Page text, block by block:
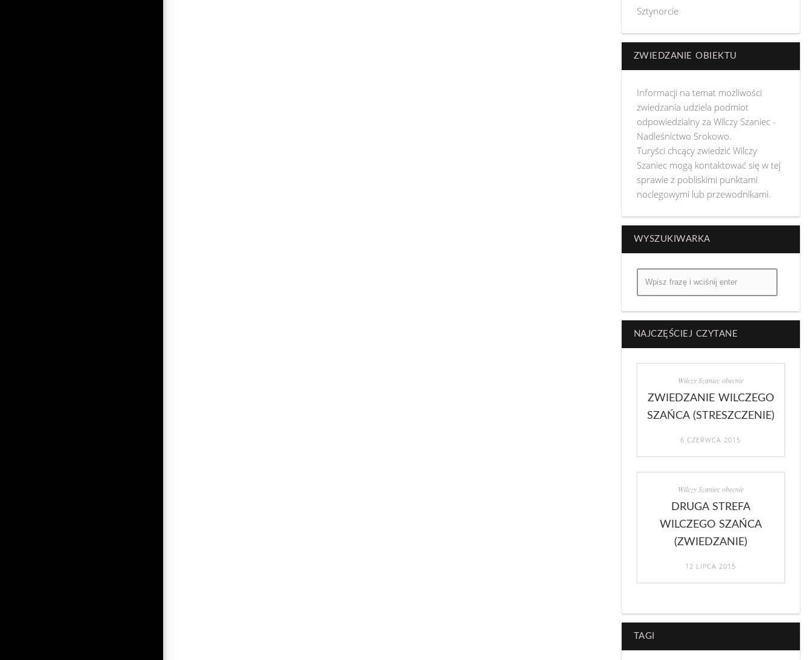
Sztynorcie
ZWIEDZANIE OBIEKTU
Informacji na temat możliwości
zwiedzania udziela podmiot
odpowiedzialny za Wilczy Szaniec -
Nadleśnictwo Srokowo.
Turyści chcący zwiedzić Wilczy
Szaniec mogą kontaktować się w tej
sprawie z pobliskimi punktami
noclegowymi lub przewodnikami.
WYSZUKIWARKA
NAJCZĘŚCIEJ CZYTANE
Wilczy Szaniec obecnie
ZWIEDZANIE WILCZEGO
SZAŃCA (STRESZCZENIE)
6 CZERWCA 2015
Wilczy Szaniec obecnie
DRUGA STREFA
WILCZEGO SZAŃCA
(ZWIEDZANIE)
12 LIPCA 2015
TAGI